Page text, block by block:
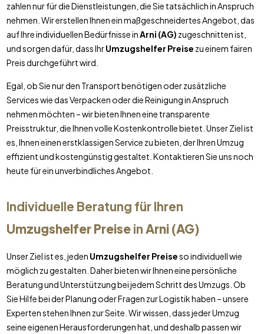
zahlen nur für die Dienstleistungen, die Sie tatsächlich in Anspruch
nehmen. Wir erstellen Ihnen ein maßgeschneidertes Angebot, das
auf Ihre individuellen Bedürfnisse inArni (AG) zugeschnitten ist,
und sorgen dafür, dass IhrUmzugshelfer Preise zu einem fairen
Preis durchgeführt wird.
Egal, ob Sie nur den Transport benötigen oder zusätzliche
Services wie das Verpacken oder die Reinigung in Anspruch
nehmen möchten – wir bieten Ihnen eine transparente
Preisstruktur, die Ihnen volle Kostenkontrolle bietet. Unser Ziel ist
es, Ihnen einen erstklassigen Service zu bieten, der Ihren Umzug
effizient und kostengünstig gestaltet. Kontaktieren Sie uns noch
heute für ein unverbindliches Angebot.
Individuelle Beratung für Ihren
Umzugshelfer PreiseinArni (AG)
Unser Ziel ist es, jeden Umzugshelfer Preiseso individuell wie
möglich zu gestalten. Daher bieten wir Ihnen eine persönliche
Beratung und Unterstützung bei jedem Schritt des Umzugs. Ob
Sie Hilfe bei der Planung oder Fragen zur Logistik haben – unsere
Experten stehen Ihnen zur Seite. Wir wissen, dass jeder Umzug
seine eigenen Herausforderungen hat, und deshalb passen wir